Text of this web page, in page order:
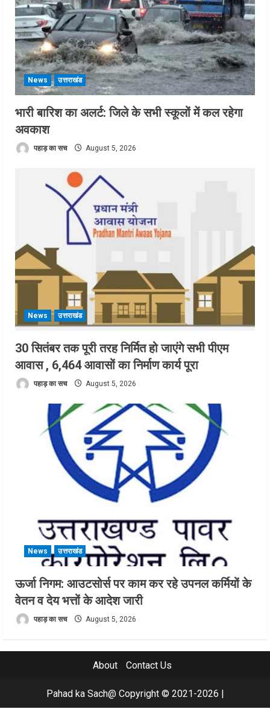
News उत्तराखंड
भारी बारिश का अलर्ट: जिले के सभी स्कूलों में कल रहेगा
अवकाश
पहाड़ का सच August 5, 2026
News उत्तराखंड
30 सितंबर तक पूरी तरह निर्मित हो जाएंगे सभी पीएम
आवास , 6,464 आवासों का निर्माण कार्य पूरा
पहाड़ का सच August 5, 2026
News उत्तराखंड
ऊर्जा निगम: आउटसोर्स पर काम कर रहे उपनल कर्मियों के
वेतन व देय भत्तों के आदेश जारी
पहाड़ का सच August 5, 2026
About Contact Us
Pahad ka Sach@ Copyright © 2021-2026 |